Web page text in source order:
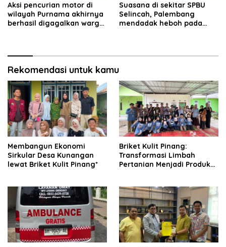
Aksi pencurian motor di
wilayah Purnama akhirnya
berhasil digagalkan warga.
Suasana di sekitar SPBU
Selincah, Palembang
mendadak heboh pada
Rekomendasi untuk kamu
Membangun Ekonomi
Sirkular Desa Kunangan
lewat Briket Kulit Pinang*
Briket Kulit Pinang:
Transformasi Limbah
Pertanian Menjadi Produk